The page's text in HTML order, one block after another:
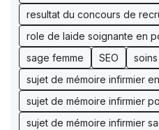
resultat du concours de
role de laide soignante en
sage femme
SEO
sujet de mémoire infirmier
sujet de mémoire infirmier
sujet de mémoire infirmier